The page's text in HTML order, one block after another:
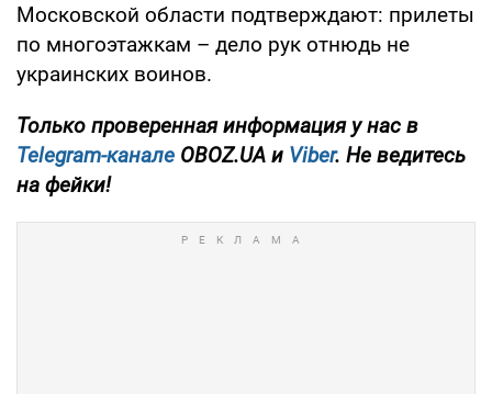
Московской области подтверждают: прилеты
по многоэтажкам – дело рук отнюдь не
украинских воинов.
Только проверенная информация у нас в
Telegram-канале OBOZ.UA и Viber. Не ведитесь
на фейки!